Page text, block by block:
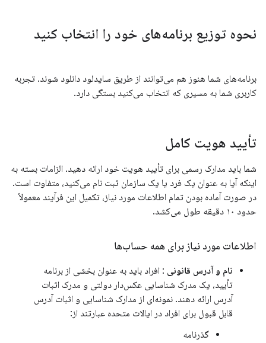
نحوه توزیع برنامه‌های خود را انتخاب کنید
برنامه‌های شما هنوز هم می‌توانند از طریق سایدلود دانلود شوند. تجربه
کاربری شما به مسیری که انتخاب می‌کنید بستگی دارد.
تأیید هویت کامل
شما باید مدارک رسمی برای تأیید هویت خود ارائه دهید. الزامات بسته به
اینکه آیا به عنوان یک فرد یا یک سازمان ثبت نام می‌کنید، متفاوت است.
در صورت آماده بودن تمام اطلاعات مورد نیاز، تکمیل این فرآیند معمولاً
حدود ۱۰ دقیقه طول می‌کشد.
اطلاعات مورد نیاز برای همه حساب‌ها
نام و آدرس قانونی : افراد باید به عنوان بخشی از برنامه
تأیید، یک مدرک شناسایی عکس‌دار دولتی و مدرک اثبات
آدرس ارائه دهند. نمونه‌ای از مدارک شناسایی و اثبات آدرس
قابل قبول برای افراد در ایالات متحده عبارتند از:
گذرنامه